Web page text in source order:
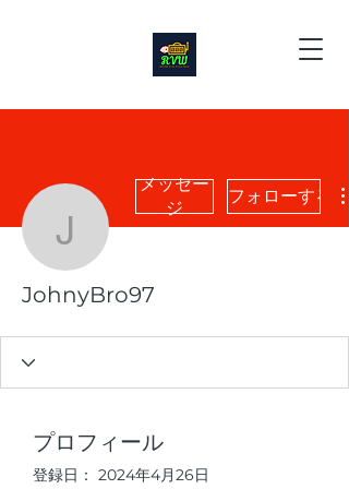
JohnyBro97
メッセー
ジ
フォローする
JohnyBro97
プロフィール
登録日： 2024年4月26日